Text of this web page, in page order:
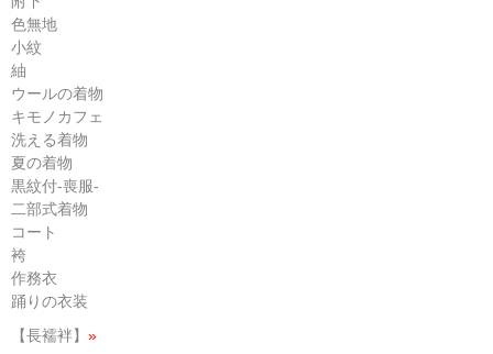
色無地
小紋
紬
ウールの着物
キモノカフェ
洗える着物
夏の着物
黒紋付-喪服-
二部式着物
コート
袴
作務衣
踊りの衣装
【長襦袢】 »